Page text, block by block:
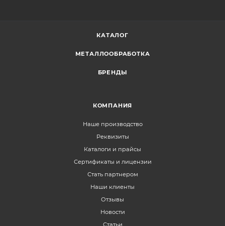
КАТАЛОГ
МЕТАЛЛООБРАБОТКА
БРЕНДЫ
КОМПАНИЯ
Наше производство
Реквизиты
Каталоги и прайсы
Сертификаты и лицензии
Стать партнером
Наши клиенты
Отзывы
Новости
Статьи